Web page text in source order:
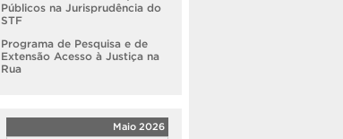
Públicos na Jurisprudência do
STF
Programa de Pesquisa e de
Extensão Acesso à Justiça na
Rua
Maio 2026